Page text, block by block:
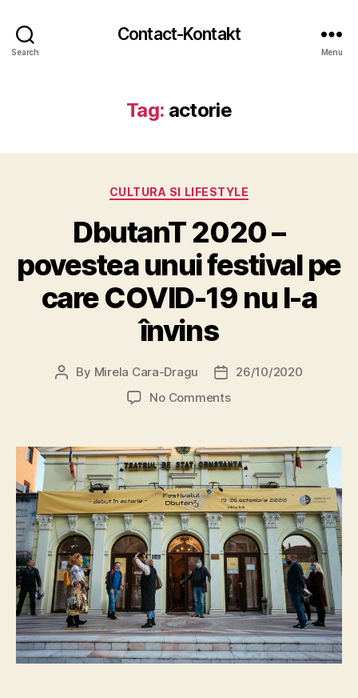
Search
Contact-Kontakt
Menu
Tag: actorie
Categories
CULTURA SI LIFESTYLE
DbutanT 2020 –
povestea unui festival pe
care COVID-19 nu l-a
învins
Post
By Mirela Cara-Dragu
Post26/10/2020
No Commentson
–
povestea
unui
festival
pe
care
COVID-
19
nu
l-
a
învins